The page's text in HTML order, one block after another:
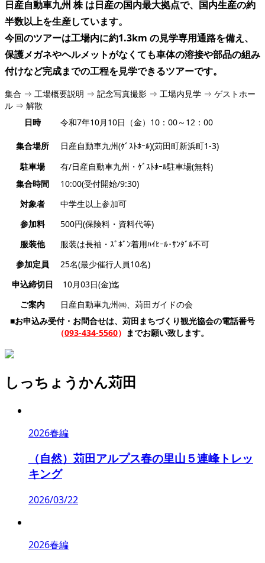
日産自動車九州 株 は日産の国内最大拠点で、国内生産の約
半数以上を生産しています。
今回のツアーは工場内に約1.3km の見学専用通路を備え、
保護メガネやヘルメットがなくても車体の溶接や部品の組み
付けなど完成までの工程を見学できるツアーです。
集合 ⇒ 工場概要説明 ⇒ 記念写真撮影 ⇒ 工場内見学 ⇒ ゲストホー
ル ⇒ 解散
日時
令和7年10月10日（金）10：00～12：00
集合場所
日産自動車九州(ｹﾞｽﾄﾎｰﾙ)(苅田町新浜町1-3)
駐車場
有/日産自動車九州・ｹﾞｽﾄﾎｰﾙ駐車場(無料)
集合時間
10:00(受付開始/9:30)
対象者
中学生以上参加可
参加料
500円(保険料・資料代等)
服装他
服装は長袖・ｽﾞﾎﾞﾝ着用ﾊｲﾋｰﾙ･ｻﾝﾀﾞﾙ不可
参加定員
25名(最少催行人員10名)
申込締切日
10月03日(金)迄
ご案内
日産自動車九州㈱、苅田ガイドの会
■お申込み受付・お問合せは、苅田まちづくり観光協会の電話番号
（093-434-5560） までお願い致します。
しっちょうかん苅田
2026春編
（自然）苅田アルプス春の里山５連峰トレッ
キング
2026/03/22
2026春編